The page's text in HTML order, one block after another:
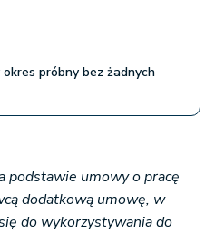
próbny bez żadnych
podstawie umowy o pracę
dodatkową umowę, w
do wykorzystywania do